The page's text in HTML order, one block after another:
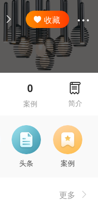
收藏
0
案例 简介
头条 案例
更多